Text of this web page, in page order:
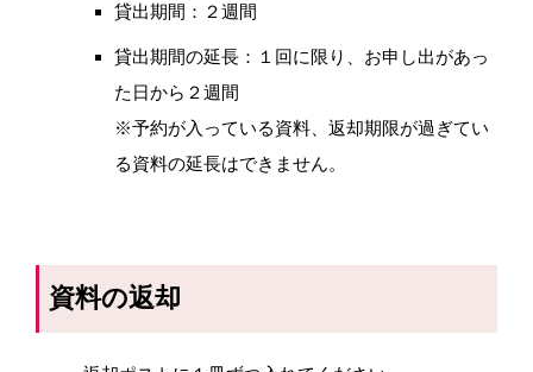
貸出期間：２週間
貸出期間の延長：１回に限り、お申し出があっ
た日から２週間
※予約が入っている資料、返却期限が過ぎてい
る資料の延長はできません。
資料の返却